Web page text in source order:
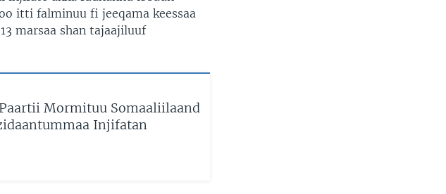
itti falminuu fi jeeqama keessaa
marsaa shan tajaajiluuf
Mormituu Somaaliilaand
Injifatan